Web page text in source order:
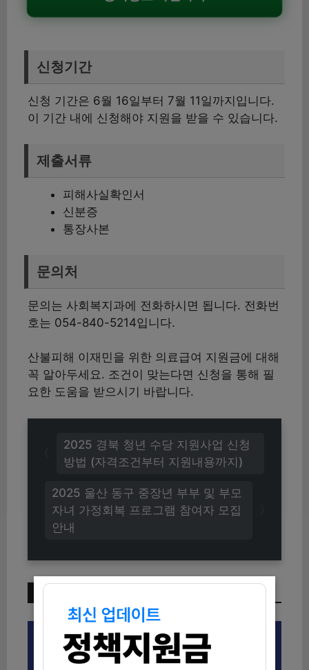
신청기간
신청 기간은 6월 16일부터 7월 11일까지입니다.
이 기간 내에 신청해야 지원을 받을 수 있습니다.
제출서류
피해사실확인서
신분증
통장사본
문의처
문의는 사회복지과에 전화하시면 됩니다. 전화번
호는 054-840-5214입니다.
산불피해 이재민을 위한 의료급여 지원금에 대해
꼭 알아두세요. 조건이 맞는다면 신청을 통해 필
요한 도움을 받으시기 바랍니다.
2025 울산 동구 중장년 부부 및 부모
자녀 가정회복 프로그램 참여자 모집
안내
2025 경북 청년 수당 지원사업 신청
방법 (자격조건부터 지원내용까지)
이번 주 인기 글